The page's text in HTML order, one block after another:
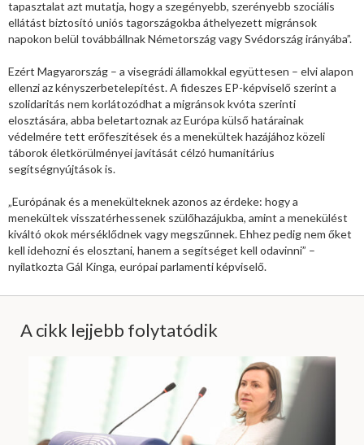
tapasztalat azt mutatja, hogy a szegényebb, szerényebb szociális
ellátást biztosító uniós tagországokba áthelyezett migránsok
napokon belül továbbállnak Németország vagy Svédország irányába”.
Ezért Magyarország – a visegrádi államokkal együttesen – elvi alapon
ellenzi az kényszerbetelepítést. A fideszes EP-képviselő szerint a
szolidaritás nem korlátozódhat a migránsok kvóta szerinti
elosztására, abba beletartoznak az Európa külső határainak
védelmére tett erőfeszítések és a menekültek hazájához közeli
táborok életkörülményei javítását célzó humanitárius
segítségnyújtások is.
„Európának és a menekülteknek azonos az érdeke: hogy a
menekültek visszatérhessenek szülőhazájukba, amint a menekülést
kiváltó okok mérséklődnek vagy megszűnnek. Ehhez pedig nem őket
kell idehozni és elosztani, hanem a segítséget kell odavinni” –
nyilatkozta Gál Kinga, európai parlamenti képviselő.
A cikk lejjebb folytatódik